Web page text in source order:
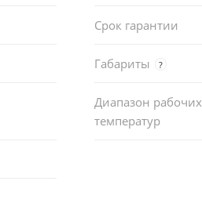
Срок гарантии
Габариты ?
Диапазон рабочих
температур